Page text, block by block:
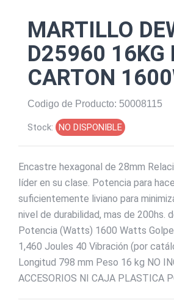
MARTILLO
D25960 16KG
CARTON
Codigo de Producto: 50008115
Stock: NO DISPONIBLE
Encastre hexagonal de 28mm
líder en su clase. Potencia para
suficientemente liviano para
nivel de durabilidad, mas de 200hs.
Potencia (Watts) 1600 Watts
1,460 Joules 40 Vibración (por
Longitud 798 mm Peso 16 kg NO
ACCESORIOS NI CAJA PLASTICA